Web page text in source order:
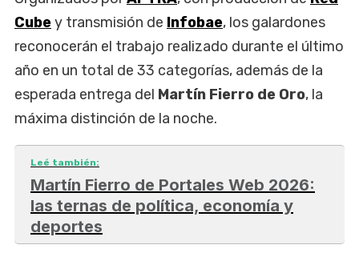
Cubey transmisión de Infobae, los galardones
reconocerán el trabajo realizado durante el último
año en un total de 33 categorías, además de la
esperada entrega del Martín Fierro de Oro, la
máxima distinción de la noche.
Leé también:
Martín Fierro de Portales Web 2026:
las ternas de política, economía y
deportes